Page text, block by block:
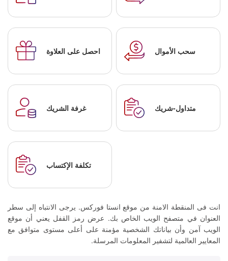
احصل على العلاوة سحب الأموال
غرفة الشريك متداول-شريك
تكلفة الإكتساب
انت فى المنقطة الامنة من موقع انستا فوركس. يرجى الانتباه إلى سطر
العنوان في متصفح الويب الخاص بك. عرض رمز القفل يعني أن موقع
الويب آمن وأن بياناتك الشخصية مؤمنة على أعلى مستوى متوافق مع
المعايير العالمية لتشفير المعلومات المرسلة.